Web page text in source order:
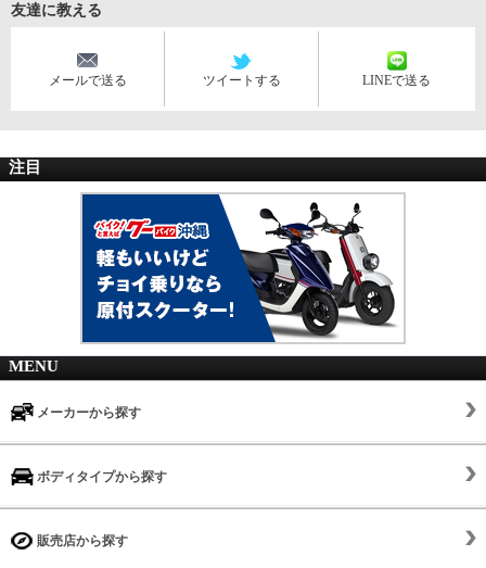
友達に教える
メールで送る ツイートする LINEで送る
注目
MENU
メーカーから探す
ボディタイプから探す
販売店から探す